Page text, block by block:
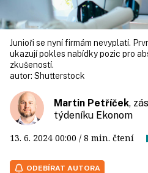
Junioři se nyní firmám nevyplatí.
ukazují pokles nabídky pozic pro
zkušeností.
autor: Shutterstock
Martin Petříček,
týdeníku Ekonom
13. 6. 2024 00:00 / 8 min. čtení
ODEBÍRAT AUTORA